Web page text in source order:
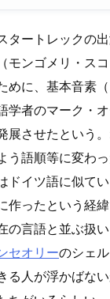
タートレックの
モンゴメリ・ス
めに、基本音素
学者のマーク・
展させたという
う語順等に変わ
ドイツ語に似てい
作ったという経
の言語と並ぶ扱
セオリーのシェ
る人が浮かばな